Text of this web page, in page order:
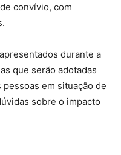
convívio, com
durante a
que serão adotadas
em situação de
sobre o impacto